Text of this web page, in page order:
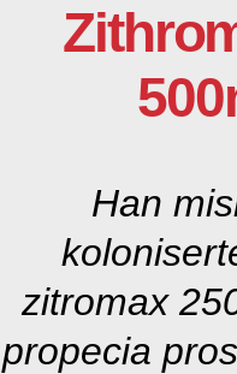
Han
zitromax
propecia